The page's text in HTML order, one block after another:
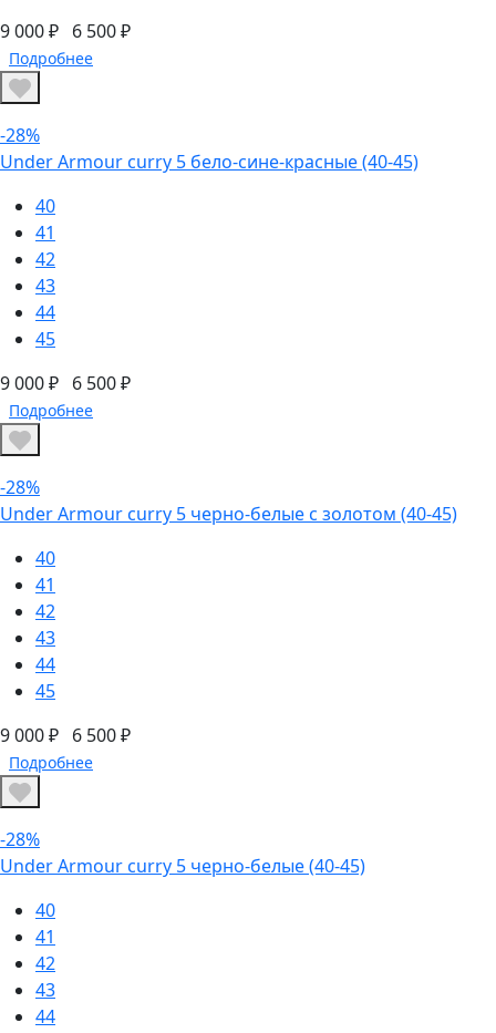
9 000 ₽ 6 500 ₽
Подробнее
-28%
Under Armour curry 5 бело-сине-красные (40-45)
40
41
42
43
44
45
9 000 ₽ 6 500 ₽
Подробнее
-28%
Under Armour curry 5 черно-белые с золотом (40-45)
40
41
42
43
44
45
9 000 ₽ 6 500 ₽
Подробнее
-28%
Under Armour curry 5 черно-белые (40-45)
40
41
42
43
44